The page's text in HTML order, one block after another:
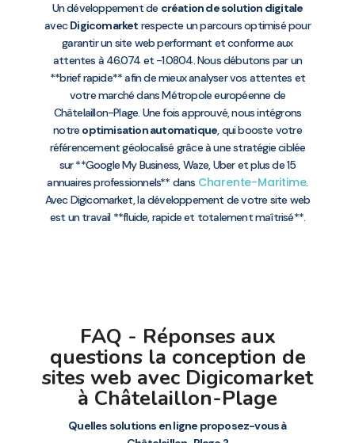
Un développement de création de solution digitale
avecDigicomarket respecte un parcours optimisé pour
garantir un site web performant et conforme aux
attentes à 46.074 et -1.0804. Nous débutons par un
**brief rapide** afin de mieux analyser vos attentes et
votre marché dans Métropole européenne de
Châtelaillon-Plage. Une fois approuvé, nous intégrons
notre optimisation automatique, qui booste votre
référencement géolocalisé grâce à une stratégie ciblée
sur **Google My Business, Waze, Uber et plus de 15
annuaires professionnels** dans Charente-Maritime.
Avec Digicomarket, la développement de votre site web
est un travail **fluide, rapide et totalement maîtrisé**.
FAQ - Réponses aux
questions la conception de
sites web avec Digicomarket
à Châtelaillon-Plage
Quelles solutions en ligne proposez-vous à